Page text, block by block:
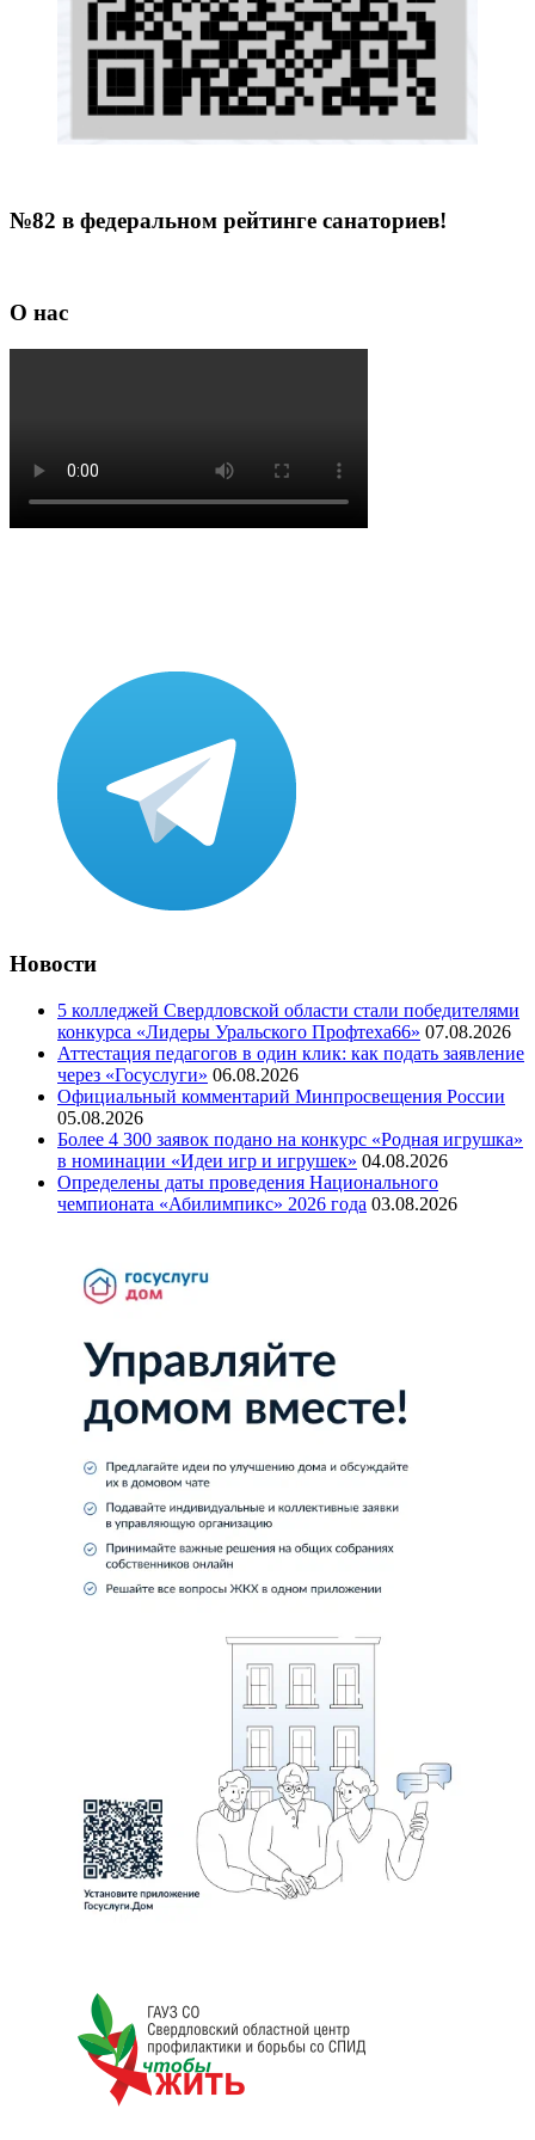
№82 в федеральном рейтинге санаториев!
О нас
Новости
5 колледжей Свердловской области стали победителями
конкурса «Лидеры Уральского Профтеха66» 07.08.2026
Аттестация педагогов в один клик: как подать заявление
через «Госуслуги» 06.08.2026
Официальный комментарий Минпросвещения России
05.08.2026
Более 4 300 заявок подано на конкурс «Родная игрушка»
в номинации «Идеи игр и игрушек» 04.08.2026
Определены даты проведения Национального
чемпионата «Абилимпикс» 2026 года 03.08.2026